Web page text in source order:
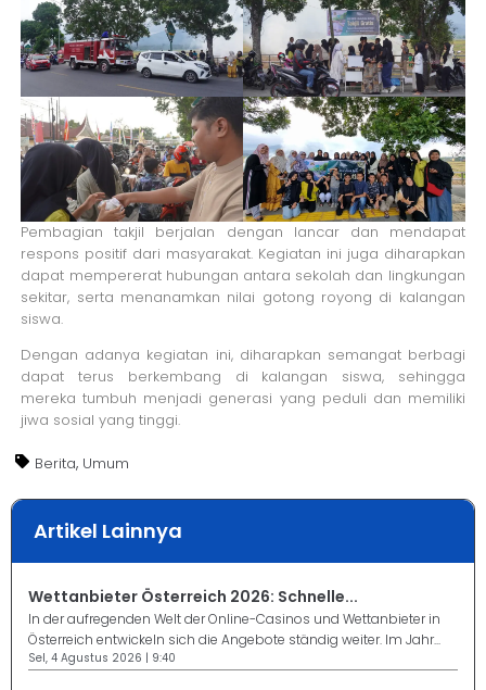
Pembagian takjil berjalan dengan lancar dan mendapat
respons positif dari masyarakat. Kegiatan ini juga diharapkan
dapat mempererat hubungan antara sekolah dan lingkungan
sekitar, serta menanamkan nilai gotong royong di kalangan
siswa.
Dengan adanya kegiatan ini, diharapkan semangat berbagi
dapat terus berkembang di kalangan siswa, sehingga
mereka tumbuh menjadi generasi yang peduli dan memiliki
jiwa sosial yang tinggi.
Berita, Umum
Artikel Lainnya
Wettanbieter Österreich 2026: Schnelle...
In der aufregenden Welt der Online-Casinos und Wettanbieter in
Österreich entwickeln sich die Angebote ständig weiter. Im Jahr...
Sel, 4 Agustus 2026 | 9:40